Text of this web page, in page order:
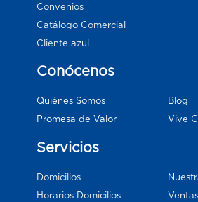
Convenios
Catálogo Comercial
Cliente azul
Conócenos
Quiénes Somos
Promesa de Valor
Blog
Vive
Servicios
Domicilios
Horarios Domicilios